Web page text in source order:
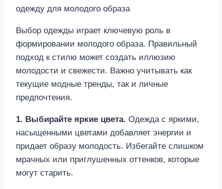
Выбор одежды играет ключевую роль в
формировании молодого образа. Правильный
подход к стилю может создать иллюзию
молодости и свежести. Важно учитывать как
текущие модные тренды, так и личные
предпочтения.
1. Выбирайте яркие цвета. Одежда с яркими,
насыщенными цветами добавляет энергии и
придает образу молодость. Избегайте слишком
мрачных или приглушенных оттенков, которые
могут старить.